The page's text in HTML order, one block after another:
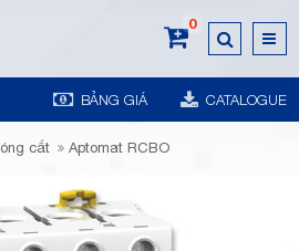
0
BẢNG GIÁ CATALOGUE
cắt Aptomat RCBO